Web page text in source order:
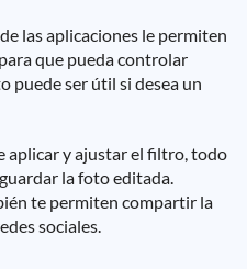
las aplicaciones le permiten
que pueda controlar
puede ser útil si desea un
aplicar y ajustar el filtro, todo
la foto editada.
te permiten compartir la
sociales.